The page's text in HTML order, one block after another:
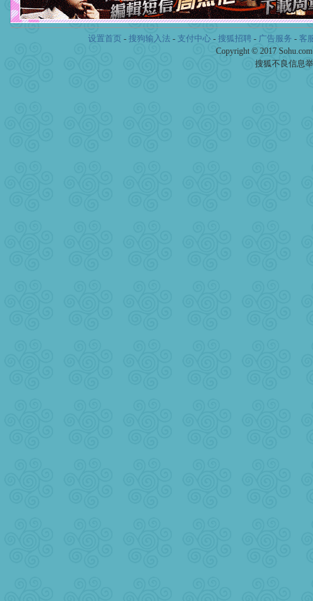
设置首页 - 搜狗输入法 - 支付中心- 搜狐招聘- 广告服务 - 客
Copyright © 2017
搜狐不良信息